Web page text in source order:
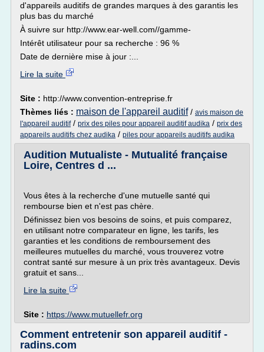
d'appareils auditifs de grandes marques à des garantis les
plus bas du marché
À suivre sur http://www.ear-well.com//gamme-
Intérêt utilisateur pour sa recherche : 96 %
Date de dernière mise à jour :...
Lire la suite
Site : http://www.convention-entreprise.fr
Thèmes liés : maison de l'appareil auditif/ avis maison de
l'appareil auditif/ prix des piles pour appareil auditif audika / prix des
appareils auditifs chez audika / piles pour appareils auditifs audika
Audition Mutualiste - Mutualité française
Loire, Centres d ...
Vous êtes à la recherche d'une mutuelle santé qui
rembourse bien et n'est pas chère.
Définissez bien vos besoins de soins, et puis comparez,
en utilisant notre comparateur en ligne, les tarifs, les
garanties et les conditions de remboursement des
meilleures mutuelles du marché, vous trouverez votre
contrat santé sur mesure à un prix très avantageux. Devis
gratuit et sans...
Lire la suite
Site : https://www.mutuellefr.org
Comment entretenir son appareil auditif -
radins.com